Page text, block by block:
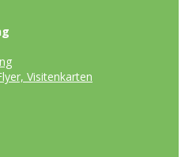
Visitenkarten